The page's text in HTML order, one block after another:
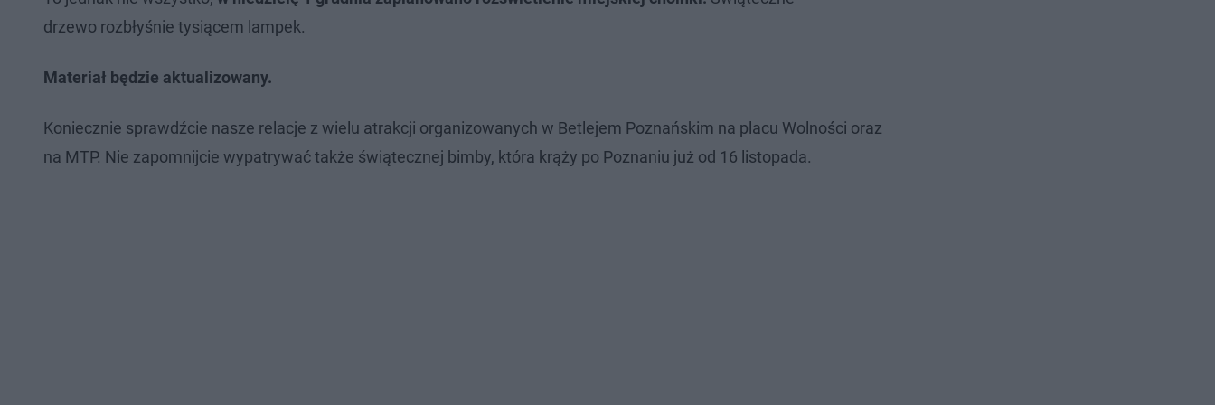
drzewo rozbłyśnie tysiącem lampek.
Materiał będzie aktualizowany.
Koniecznie sprawdźcie nasze relacje z wielu atrakcji organizowanych w Betlejem Poznańskim na placu Wolności oraz
na MTP. Nie zapomnijcie wypatrywać także świątecznej bimby, która krąży po Poznaniu już od 16 listopada.